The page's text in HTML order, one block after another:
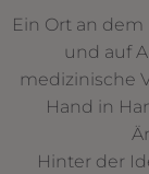
Ein Ort an
und auf
medizinische
Hand in
Hinter der